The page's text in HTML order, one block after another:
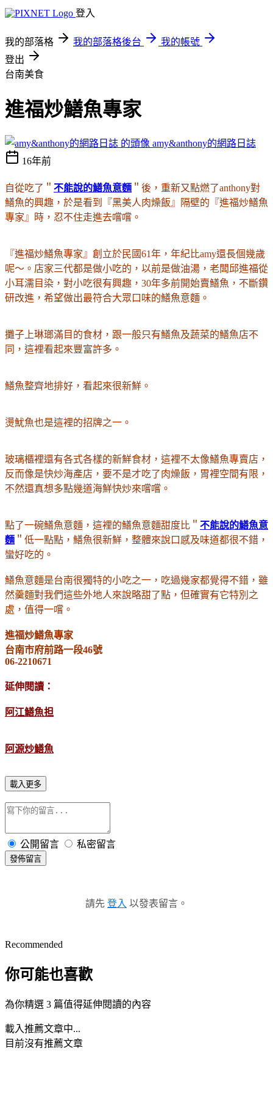
登入
我的部落格 我的部落格後台
我的帳號
登出
台南美食
進福炒鱔魚專家
amy&anthony的網路日誌
16年前
自從吃了＂ 不能說的鱔魚意麵 ＂後，重新又點燃了anthony對
鱔魚的興趣，於是看到『黑美人肉燥飯』隔壁的『進福炒鱔魚
專家』時，忍不住走進去嚐嚐。
『進福炒鱔魚專家』創立於民國61年，年紀比amy還長個幾歲
呢～。店家三代都是做小吃的，以前是做油湯，老闆邱進福從
小耳濡目染，對小吃很有興趣，30年多前開始賣鱔魚，不斷鑽
研改進，希望做出最符合大眾口味的鱔魚意麵。
攤子上琳瑯滿目的食材，跟一般只有鱔魚及蔬菜的鱔魚店不
同，這裡看起來豐富許多。
鱔魚整齊地排好，看起來很新鮮。
燙魷魚也是這裡的招牌之一。
玻璃櫃裡還有各式各樣的新鮮食材，這裡不太像鱔魚專賣店，
反而像是快炒海產店，要不是才吃了肉燥飯，胃裡空間有限，
不然還真想多點幾道海鮮快炒來嚐嚐。
點了一碗鱔魚意麵，這裡的鱔魚意麵甜度比＂ 不能說的鱔魚意
麵 ＂低一點點，鱔魚很新鮮，整體來說口感及味道都很不錯，
蠻好吃的。
鱔魚意麵是台南很獨特的小吃之一，吃過幾家都覺得不錯，雖
然羹麵對我們這些外地人來說略甜了點，但確實有它特別之
處，值得一嚐。
進福炒鱔魚專家
台南市府前路一段46號
06-2210671
延伸閱讀：
阿江鱔魚担
阿源炒鱔魚
載入更多
公開留言 私密留言
發佈留言
請先 登入 以發表留言。
Recommended
你可能也喜歡
為你精選 3 篇值得延伸閱讀的內容
載入推薦文章中...
目前沒有推薦文章